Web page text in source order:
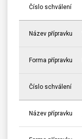
Číslo schválení
Název přípravku
Forma přípravku
Číslo schválení
Název přípravku